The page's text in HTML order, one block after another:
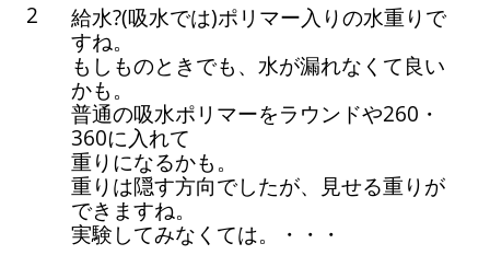
2
給水?(吸水では)ポリマー入りの水重りで
すね。
もしものときでも、水が漏れなくて良い
かも。
普通の吸水ポリマーをラウンドや260・
360に入れて
重りになるかも。
重りは隠す方向でしたが、見せる重りが
できますね。
実験してみなくては。・・・